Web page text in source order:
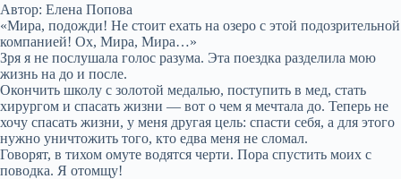
Автор: Елена Попова
«Мира, подожди! Не стоит ехать на озеро с этой подозрительной
компанией! Ох, Мира, Мира…»
Зря я не послушала голос разума. Эта поездка разделила мою
жизнь на до и после.
Окончить школу с золотой медалью, поступить в мед, стать
хирургом и спасать жизни — вот о чем я мечтала до. Теперь не
хочу спасать жизни, у меня другая цель: спасти себя, а для этого
нужно уничтожить того, кто едва меня не сломал.
Говорят, в тихом омуте водятся черти. Пора спустить моих с
поводка. Я отомщу!